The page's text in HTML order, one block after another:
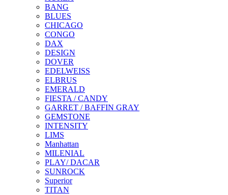
BANG
BLUES
CHICAGO
CONGO
DAX
DESIGN
DOVER
EDELWEISS
ELBRUS
EMERALD
FIESTA / CANDY
GARRET / BAFFIN GRAY
GEMSTONE
INTENSITY
LIMS
Manhattan
MILENIAL
PLAY/ DACAR
SUNROCK
Superior
TITAN